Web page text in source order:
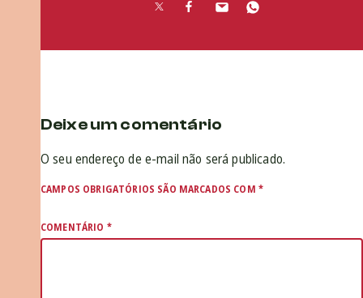
Deixe um comentário
O seu endereço de e-mail não será publicado.
CAMPOS OBRIGATÓRIOS SÃO MARCADOS COM *
COMENTÁRIO *